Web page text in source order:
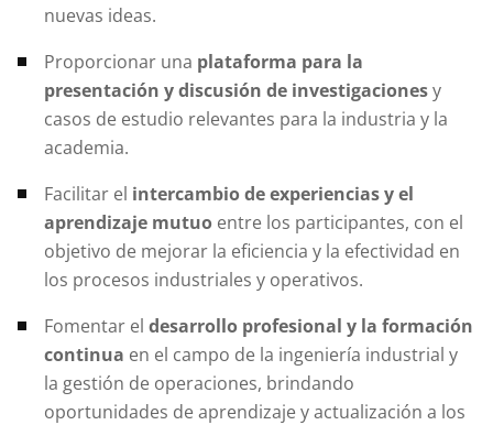
nuevas ideas.
Proporcionar una plataforma para la
presentación y discusión de investigacionesy
casos de estudio relevantes para la industria y la
academia.
Facilitar el intercambio de experiencias y el
aprendizaje mutuo entre los participantes, con el
objetivo de mejorar la eficiencia y la efectividad en
los procesos industriales y operativos.
Fomentar el desarrollo profesional y la formación
continua en el campo de la ingeniería industrial y
la gestión de operaciones, brindando
oportunidades de aprendizaje y actualización a los